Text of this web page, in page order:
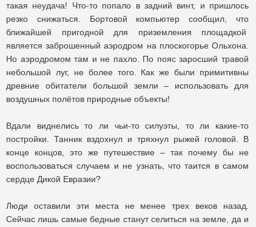
такая неудача! Что-то попало в задний винт, и пришлось
резко снижаться. Бортовой компьютер сообщил, что
ближайшей пригодной для приземления площадкой
является заброшенный аэродром на плоскогорье Ольхона.
Но аэродромом там и не пахло. По пояс заросший травой
небольшой луг, не более того. Как же были примитивны
древние обитатели большой земли – использовать для
воздушных полётов природные объекты!
Вдали виднелись то ли чьи-то силуэты, то ли какие-то
постройки. Танник вздохнул и тряхнул рыжей головой. В
конце концов, это же путешествие – так почему бы не
воспользоваться случаем и не узнать, что таится в самом
сердце Дикой Евразии?
Люди оставили эти места не менее трех веков назад.
Сейчас лишь самые бедные станут селиться на земле, да и